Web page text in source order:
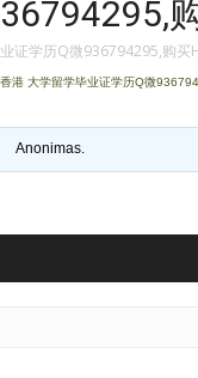
Apkasai.lt
证学历Q微936794295,购买
港 大学留学毕业证学历Q微
Anonimas.